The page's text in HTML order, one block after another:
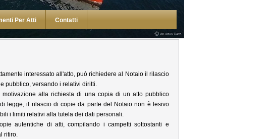
Per Atti Contatti
interessato all'atto, può richiedere al Notaio il rilascio
pubblico, versando i relativi diritti.
alla richiesta di una copia di un atto pubblico
legge, il rilascio di copie da parte del Notaio non è lesivo
i limiti relativi alla tutela dei dati personali.
autentiche di atti, compilando i campetti sottostanti e
ritiro.